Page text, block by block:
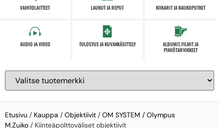
VAIHTOLAITTEET LAUKUT JA REPUT KIIKARIT JA KAUKOPUTKET
AUDIO JA VIDEO TULOSTUS JA KUVANKÄSITTELY
ALBUMIT, FILMIT JA
PIMIÖTARVIKKEET
Etusivu / Kauppa / Objektiivit / OM SYSTEM / Olympus
M.Zuiko / Kiinteäpolttoväliset objektiivit